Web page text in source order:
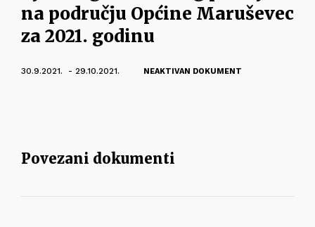
na području Općine Maruševec
za 2021. godinu
30.9.2021. - 29.10.2021. NEAKTIVAN DOKUMENT
Povezani dokumenti